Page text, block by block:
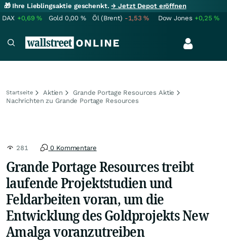
🎁 Ihre Lieblingsaktie geschenkt.→ Jetzt Depot eröffnen
DAX +0,69% Gold 0,00 % Öl (Brent) -1,53% Dow Jones +0,25%
Startseite Aktien
Grande Portage Resources Aktie
Nachrichten zu Grande Portage Resources
281 0 Kommentare
Grande Portage Resources treibt
laufende Projektstudien und
Feldarbeiten voran, um die
Entwicklung des Goldprojekts New
Amalga voranzutreiben